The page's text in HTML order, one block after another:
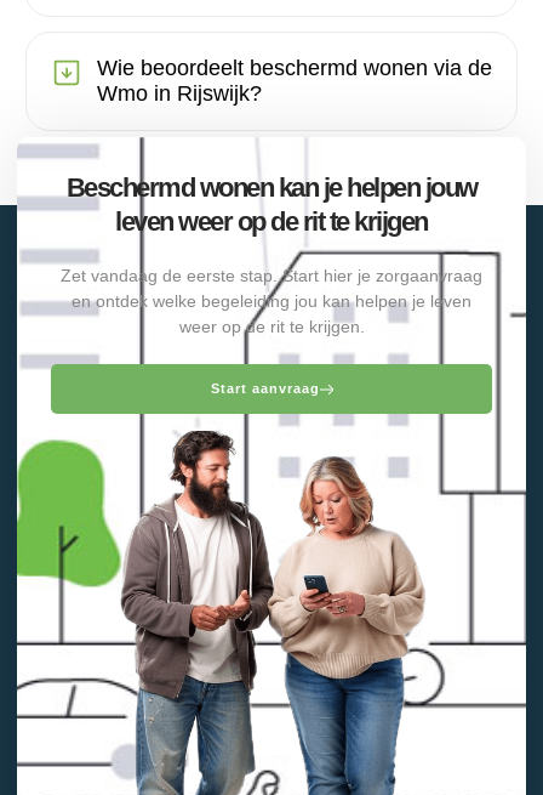
Wie beoordeelt beschermd wonen via de
Wmo in Rijswijk?
Beschermd wonen kan je helpen jouw
leven weer op de rit te krijgen
Zet vandaag de eerste stap. Start hier je zorgaanvraag
en ontdek welke begeleiding jou kan helpen je leven
weer op de rit te krijgen.
Start aanvraag